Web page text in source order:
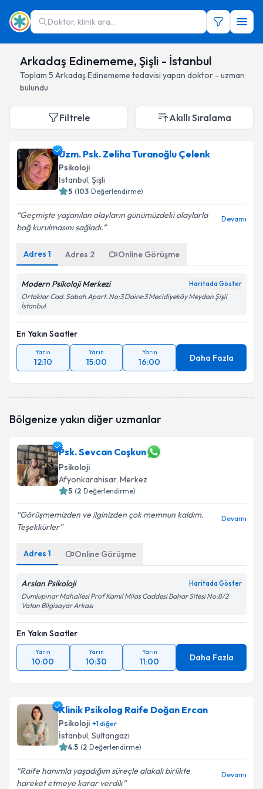
Doktor, klinik ara...
Arkadaş Edinememe, Şişli - İstanbul
Toplam 5 Arkadaş Edinememe tedavisi yapan doktor - uzman
bulundu
Filtrele Akıllı Sıralama
Uzm. Psk. Zeliha Turanoğlu Çelenk
Psikoloji
İstanbul, Şişli
5 (103 Değerlendirme)
Geçmişte yaşanılan olayların günümüzdeki olaylarla
bağ kurulmasını sağladı.
Devamı
Adres 1 Adres 2 Online Görüşme
Modern Psikoloji Merkezi Haritada Göster
Ortaklar Cad. Sabah Apart. No:3 Daire:3 Mecidiyeköy Meydan Şişli
İstanbul
En Yakın Saatler
Yarın
12:10
Yarın
15:00
Yarın
16:00 Daha Fazla
Bölgenize yakın diğer uzmanlar
Psk. Sevcan Coşkun
Psikoloji
Afyonkarahisar, Merkez
5 (2 Değerlendirme)
Görüşmemizden ve ilginizden çok memnun kaldım.
Teşekkürler
Devamı
Adres 1 Online Görüşme
Arslan Psikoloji Haritada Göster
Dumlupınar Mahallesi Prof Kamil Milas Caddesi Bahar Sitesi No:8/2
Vatan Bilgisayar Arkası
En Yakın Saatler
Yarın
10:00
Yarın
10:30
Yarın
11:00 Daha Fazla
Klinik Psikolog Raife Doğan Ercan
Psikoloji +1diğer
İstanbul, Sultangazi
4.5 (2 Değerlendirme)
Raife hanımla yaşadığım süreçle alakalı birlikte
hareket etmeye karar verdik
Devamı